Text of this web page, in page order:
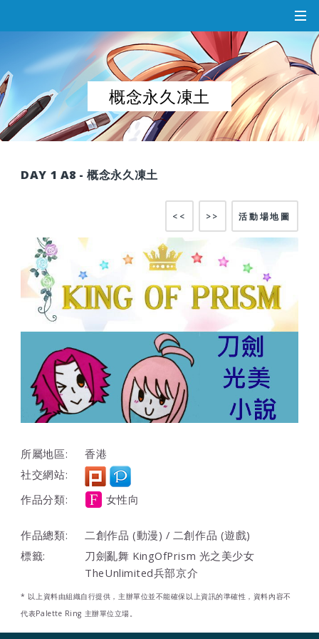
概念永久凍土
DAY 1 A8 - 概念永久凍土
活動場地圖
>>
<<
所屬地區:
香港
社交網站:
作品分類:
女性向
作品總類:
二創作品 (動漫) / 二創作品 (遊戲)
標籤:
刀劍亂舞 KingOfPrism 光之美少女
TheUnlimited兵部京介
* 以上資料由組織自行提供，主辦單位並不能確保以上資訊的準確性，資料內容不
代表Palette Ring 主辦單位立場。